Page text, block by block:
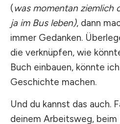
(was momentan ziemlich
ja im Bus leben), dann
immer Gedanken.
die verknüpfen, wie
Buch einbauen, könnte
Geschichte machen.
Und du kannst das auch.
deinem Arbeitsweg, beim